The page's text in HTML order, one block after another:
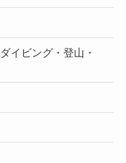
イビング・登山・